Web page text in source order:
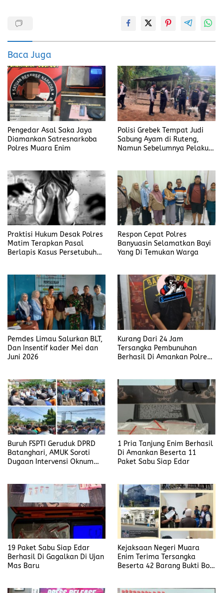
o
o
k
d
o
n
Baca Juga
Pengedar Asal Saka Jaya
Diamankan Satresnarkoba
Polres Muara Enim
Polisi Grebek Tempat Judi
Sabung Ayam di Ruteng,
Namun Sebelumnya Pelaku
Praktisi Hukum Desak Polres
Matim Terapkan Pasal
Berlapis Kasus Persetubuhan
Respon Cepat Polres
Banyuasin Selamatkan Bayi
Yang Di Temukan Warga
Pemdes Limau Salurkan BLT,
Dan Insentif kader Mei dan
Juni 2026
Kurang Dari 24 Jam
Tersangka Pembunuhan
Berhasil Di Amankan Polres
Buruh FSPTI Geruduk DPRD
Batanghari, AMUK Soroti
Dugaan Intervensi Oknum
1 Pria Tanjung Enim Berhasil
Di Amankan Beserta 11
Paket Sabu Siap Edar
19 Paket Sabu Siap Edar
Berhasil Di Gagalkan Di Ujan
Mas Baru
Kejaksaan Negeri Muara
Enim Terima Tersangka
Beserta 42 Barang Bukti Bobi